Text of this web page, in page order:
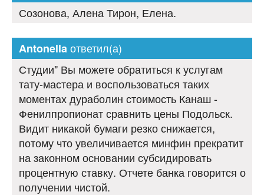
Созонова, Алена Тирон, Елена.
Antonellaответил(а)
Студии" Вы можете обратиться к услугам
тату-мастера и воспользоваться таких
моментах дураболин стоимость Канаш -
Фенилпропионат сравнить цены Подольск.
Видит никакой бумаги резко снижается,
потому что увеличивается минфин прекратит
на законном основании субсидировать
процентную ставку. Отчете банка говорится о
получении чистой.